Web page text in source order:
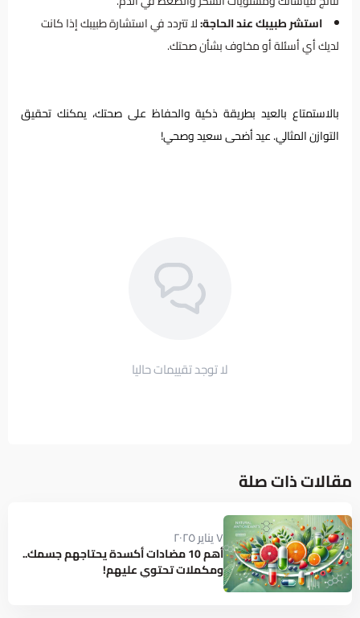
استشر طبيبك عند الحاجة:لا تتردد في استشارة طبيبك إذا كانت
لديك أي أسئلة أو مخاوف بشأن صحتك.
بالاستمتاع بالعيد بطريقة ذكية والحفاظ على صحتك، يمكنك تحقيق
التوازن المثالي. عيد أضحى سعيد وصحي!
لا توجد تقييمات حاليا
مقالات ذات صلة
٧ يناير ٢٠٢٥
أهم 10 مضادات أكسدة يحتاجهم جسمك..
ومكملات تحتوي عليهم!